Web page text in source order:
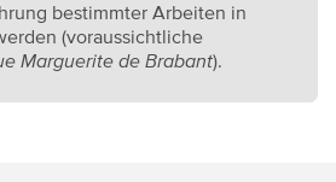
bestimmter Arbeiten in
(voraussichtliche
Marguerite de Brabant).